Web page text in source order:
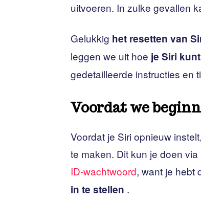
uitvoeren. In zulke gevallen
Gelukkig het resetten van
leggen we uit hoe je Siri
gedetailleerde instructies en
Voordat we
Voordat je Siri opnieuw
te maken. Dit kun je doen
ID-wachtwoord, want je hebt
in te stellen .